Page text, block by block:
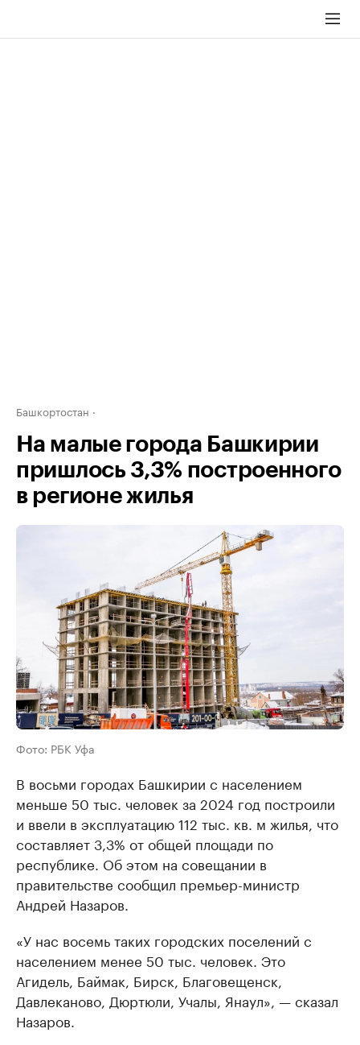
Башкортостан
На малые города Башкирии
пришлось 3,3% построенного
в регионе жилья
Фото: РБК Уфа
В восьми городах Башкирии с населением
меньше 50 тыс. человек за 2024 год построили
и ввели в эксплуатацию 112 тыс. кв. м жилья, что
составляет 3,3% от общей площади по
республике. Об этом на совещании в
правительстве сообщил премьер-министр
Андрей Назаров.
«У нас восемь таких городских поселений с
населением менее 50 тыс. человек. Это
Агидель, Баймак, Бирск, Благовещенск,
Давлеканово, Дюртюли, Учалы, Янаул», — сказал
Назаров.